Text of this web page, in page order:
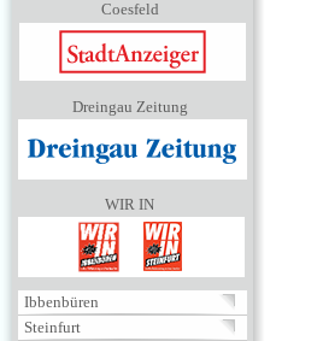
Coesfeld
Dreingau Zeitung
WIR IN
Ibbenbüren
Steinfurt